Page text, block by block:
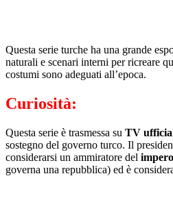
Questa serie turche ha una grande
naturali e scenari interni per ricreare
costumi sono adeguati all’epoca.
Curiosità:
Questa serie è trasmessa su TV
sostegno del governo turco. Il
considerarsi un ammiratore del
governa una repubblica) ed è